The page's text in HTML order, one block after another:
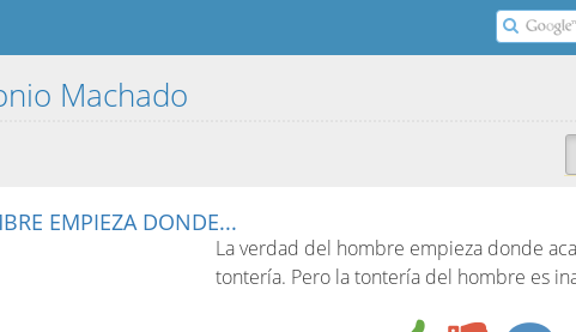
Machado
EMPIEZA DONDE...
La verdad del hombre empieza donde
tontería. Pero la tontería del hombre es